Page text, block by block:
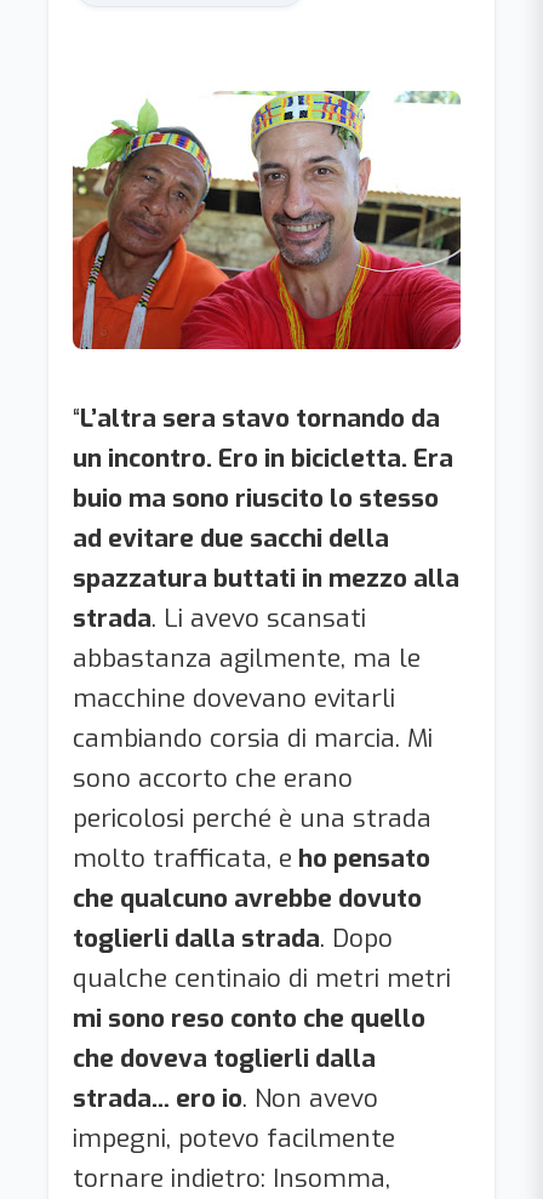
“L’altra sera stavo tornando da
un incontro. Ero in bicicletta. Era
buio ma sono riuscito lo stesso
ad evitare due sacchi della
spazzatura buttati in mezzo alla
strada. Li avevo scansati
abbastanza agilmente, ma le
macchine dovevano evitarli
cambiando corsia di marcia. Mi
sono accorto che erano
pericolosi perché è una strada
molto trafficata, e ho pensato
che qualcuno avrebbe dovuto
toglierli dalla strada. Dopo
qualche centinaio di metri metri
mi sono reso conto che quello
che doveva toglierli dalla
strada… ero io. Non avevo
impegni, potevo facilmente
tornare indietro: Insomma,